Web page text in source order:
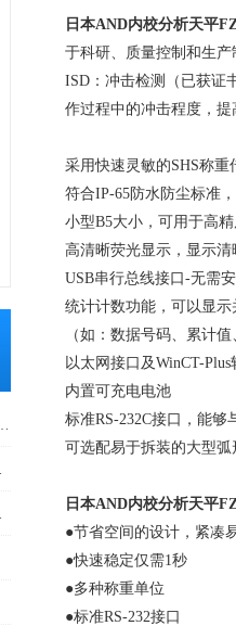
日本AND内校分析天平
于科研、质量控制和生
ISD ：冲击检测（已获
作过程中的冲击程度，
采用快速灵敏的SHS称重
符合IP-65防水防尘标准
小型B5大小，可用于高
高清晰荧光显示，显示
USB串行总线接口 -无需
统计计数功能，可以显
（如：数据号码、累计
以太网接口及WinCT-Plus
内置可充电电池
标准RS-232C接口，能够
可选配易于拆装的大型弧
日本AND内校分析天平
●节省空间的设计，紧凑
●快速稳定仅需1秒
●多种称重单位
●标准RS-232接口